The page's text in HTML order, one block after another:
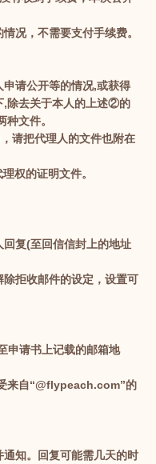
况，不需要支付手续费。
请公开等的情况,或获得
,除去关于本人的上述②的
文件。
请把代理人的文件也附在
权的证明文件。
复(至回信信封上的地址
拒收邮件的设定，设置可
申请书上记载的邮箱地
来自“@flypeach.com”的
知。回复可能需几天的时